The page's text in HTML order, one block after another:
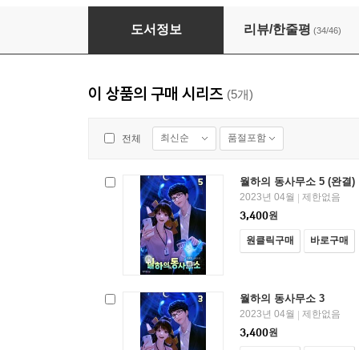
월하의 동사무소 3
도서정보 리뷰/한줄평 (34/46)
이 상품의 구매 시리즈 (5개)
전체 최신순 품절포함
월하의 동사무소 5 (완결)
2023년 04월 | 제한없음
3,400원
원클릭구매 바로구매
월하의 동사무소 3
2023년 04월 | 제한없음
3,400원